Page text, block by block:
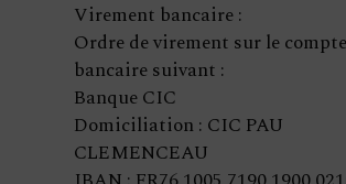
Virement bancaire :
Ordre de virement sur le compte
bancaire suivant :
Banque CIC
Domiciliation : CIC PAU
CLEMENCEAU